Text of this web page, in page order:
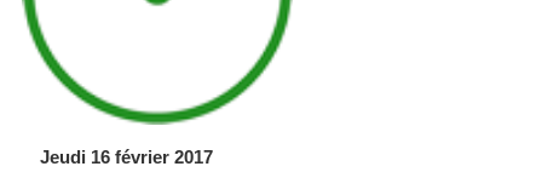
Jeudi 16 février 2017